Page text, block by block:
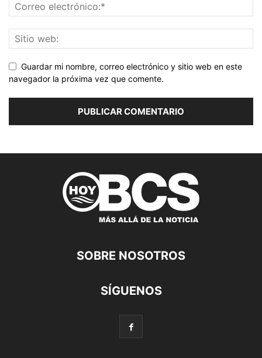
Guardar mi nombre, correo electrónico y sitio web en este
navegador la próxima vez que comente.
SOBRE NOSOTROS
SÍGUENOS